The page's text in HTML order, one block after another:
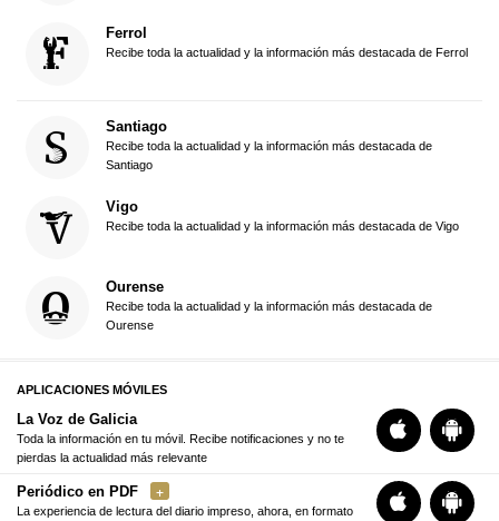
Ferrol
Recibe toda la actualidad y la información más destacada de Ferrol
Santiago
Recibe toda la actualidad y la información más destacada de
Santiago
Vigo
Recibe toda la actualidad y la información más destacada de Vigo
Ourense
Recibe toda la actualidad y la información más destacada de
Ourense
APLICACIONES MÓVILES
La Voz de Galicia
Toda la información en tu móvil. Recibe notificaciones y no te
pierdas la actualidad más relevante
Periódico en PDF
La experiencia de lectura del diario impreso, ahora, en formato